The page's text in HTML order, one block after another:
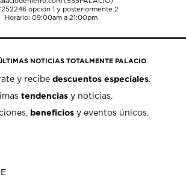
opción 1 y posteriormente 2
Horario: 09:00am a 21:00pm
NOTICIAS TOTALMENTE PALACIO
y recibedescuentos especiales.
tendencias y noticias.
beneficios y eventos únicos.